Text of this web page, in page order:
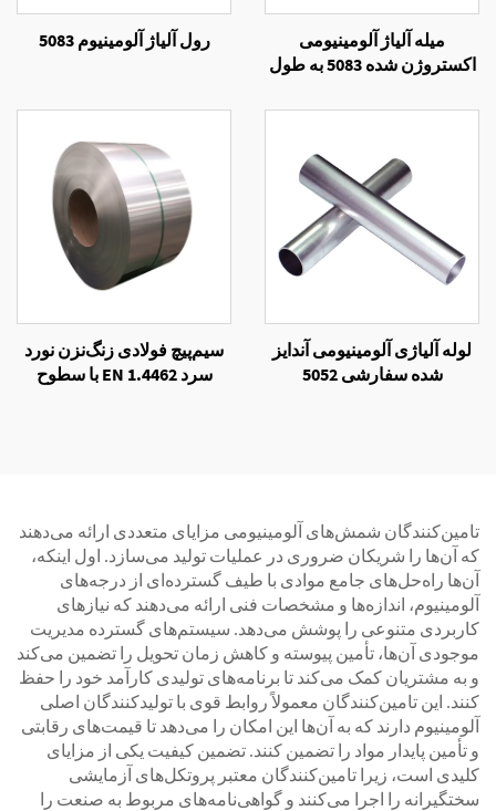
میله آلیاژ آلومینیومی
اکستروژن شده 5083 به طول
رول آلیاژ آلومینیوم 5083
لوله آلیاژی آلومینیومی آندایز
شده سفارشی 5052
سیم‌پیچ فولادی زنگ‌نزن نورد
سرد EN 1.4462 با سطوح
تامین‌کنندگان شمش‌های آلومینیومی مزایای متعددی ارائه می‌دهند
که آن‌ها را شریکان ضروری در عملیات تولید می‌سازد. اول اینکه،
آن‌ها راه‌حل‌های جامع موادی با طیف گسترده‌ای از درجه‌های
آلومینیوم، اندازه‌ها و مشخصات فنی ارائه می‌دهند که نیازهای
کاربردی متنوعی را پوشش می‌دهد. سیستم‌های گسترده مدیریت
موجودی آن‌ها، تأمین پیوسته و کاهش زمان تحویل را تضمین می‌کند
و به مشتریان کمک می‌کند تا برنامه‌های تولیدی کارآمد خود را حفظ
کنند. این تامین‌کنندگان معمولاً روابط قوی با تولیدکنندگان اصلی
آلومینیوم دارند که به آن‌ها این امکان را می‌دهد تا قیمت‌های رقابتی
و تأمین پایدار مواد را تضمین کنند. تضمین کیفیت یکی از مزایای
کلیدی است، زیرا تامین‌کنندگان معتبر پروتکل‌های آزمایشی
سختگیرانه را اجرا می‌کنند و گواهی‌نامه‌های مربوط به صنعت را